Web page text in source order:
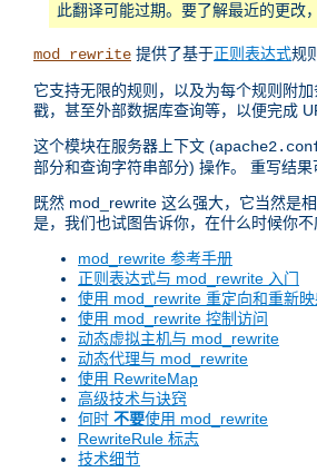
此翻译可能过期。要了解最近的更改
mod_rewrite 提供了基于正则表达式规
它支持无限的规则，以及为每个规则附
戳，甚至外部数据库查询等，以便完成
这个模块在服务器上下文 (
部分和查询字符串部分) 操作。 重写结
既然 mod_rewrite 这么强大，它当然是
是，我们也试图告诉你，在什么时候你
mod_rewrite 参考手册
正则表达式与 mod_rewrite 入门
使用 mod_rewrite 重定向和重新
使用 mod_rewrite 控制访问
动态虚拟主机与 mod_rewrite
动态代理与 mod_rewrite
使用 RewriteMap
高级技术与诀窍
何时 不要使用 mod_rewrite
RewriteRule 标志
技术细节